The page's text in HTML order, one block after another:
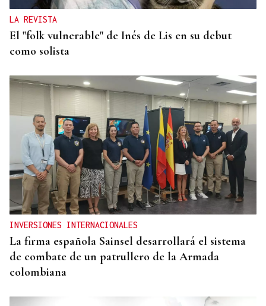
LA REVISTA
El "folk vulnerable" de Inés de Lis en su debut
como solista
INVERSIONES INTERNACIONALES
La firma española Sainsel desarrollará el sistema
de combate de un patrullero de la Armada
colombiana